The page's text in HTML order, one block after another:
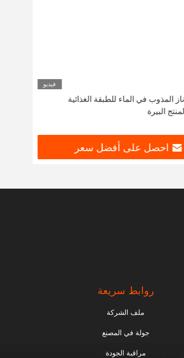
فيديو
المذوب في الماء للطبقة الغذائية
البيرة
احصل على أفضل سعر
روابط سريعة
ملف الشركة
جولة في المصنع
مراقبة الجودة